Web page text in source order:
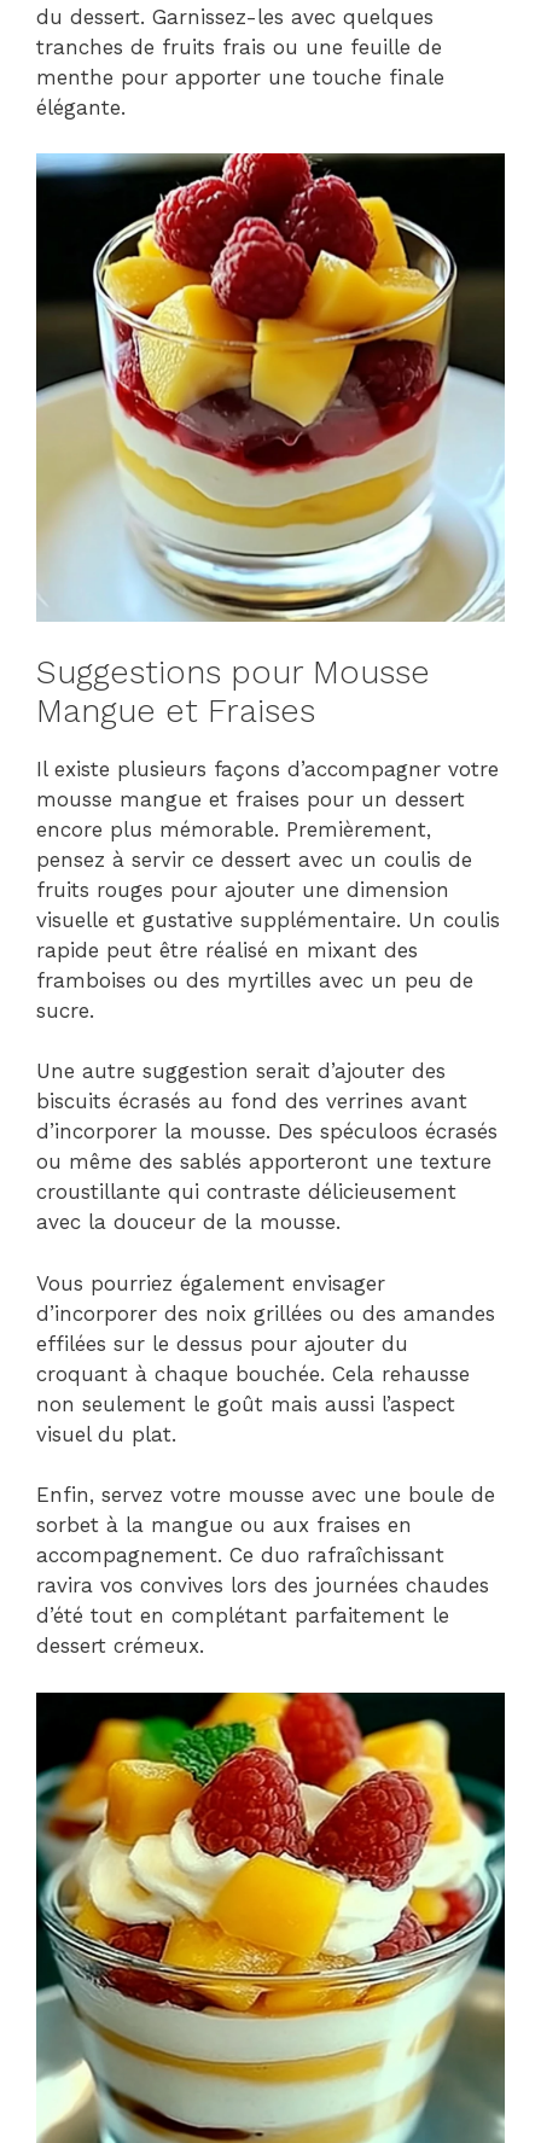
du dessert. Garnissez-les avec quelques
tranches de fruits frais ou une feuille de
menthe pour apporter une touche finale
élégante.
Suggestions pour Mousse
Mangue et Fraises
Il existe plusieurs façons d’accompagner votre
mousse mangue et fraises pour un dessert
encore plus mémorable. Premièrement,
pensez à servir ce dessert avec un coulis de
fruits rouges pour ajouter une dimension
visuelle et gustative supplémentaire. Un coulis
rapide peut être réalisé en mixant des
framboises ou des myrtilles avec un peu de
sucre.
Une autre suggestion serait d’ajouter des
biscuits écrasés au fond des verrines avant
d’incorporer la mousse. Des spéculoos écrasés
ou même des sablés apporteront une texture
croustillante qui contraste délicieusement
avec la douceur de la mousse.
Vous pourriez également envisager
d’incorporer des noix grillées ou des amandes
effilées sur le dessus pour ajouter du
croquant à chaque bouchée. Cela rehausse
non seulement le goût mais aussi l’aspect
visuel du plat.
Enfin, servez votre mousse avec une boule de
sorbet à la mangue ou aux fraises en
accompagnement. Ce duo rafraîchissant
ravira vos convives lors des journées chaudes
d’été tout en complétant parfaitement le
dessert crémeux.